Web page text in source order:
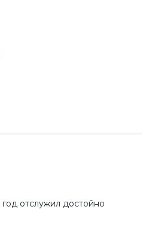
отслужил достойно